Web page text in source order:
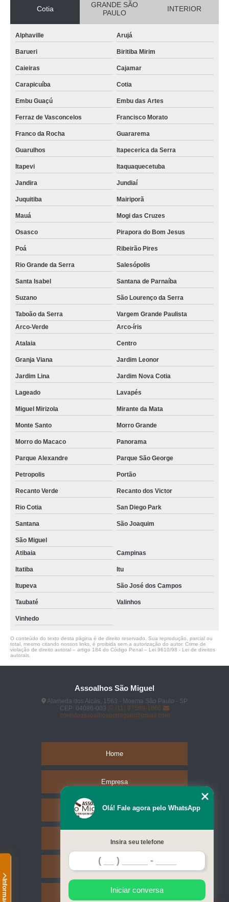
Cotia
GRANDE SÃO
PAULO
INTERIOR
Alphaville Arujá
Barueri Biritiba Mirim
Caieiras Cajamar
Carapicuíba Cotia
Embu Guaçú Embu das Artes
Ferraz de Vasconcelos Francisco Morato
Franco da Rocha Guararema
Guarulhos Itapecerica da Serra
Itapevi Itaquaquecetuba
Jandira Jundiaí
Juquitiba Mairiporã
Mauá Mogi das Cruzes
Osasco Pirapora do Bom Jesus
Poá Ribeirão Pires
Rio Grande da Serra Salesópolis
Santa Isabel Santana de Parnaíba
Suzano São Lourenço da Serra
Taboão da Serra
Vargem Grande Paulista
Arco-Verde
Arco-íris
Atalaia Centro
Granja Viana Jardim Leonor
Jardim Lina Jardim Nova Cotia
Lageado Lavapés
Miguel Mirizola Mirante da Mata
Monte Santo Morro Grande
Morro do Macaco Panorama
Parque Alexandre Parque São George
Petropolis Portão
Recanto Verde Recanto dos Victor
Rio Cotia San Diego Park
Santana São Joaquim
São Miguel
Atibaia
Campinas
Itatiba Itu
Itupeva São José dos Campos
Taubaté Valinhos
Vinhedo
O conteúdo do texto desta página é de direito reservado. Sua reprodução, parcial ou
total, mesmo citando nossos links, é proibida sem a autorização do autor. Crime de
violação de direito autoral – artigo 184 do Código Penal – Lei 9610/98 - Lei de direitos
autorais
Assoalhos São Miguel
Alameda dos Aicás, 1563 - Moema São Paulo - SP
CEP: 04086-003
(11) 97589-1666
contatoassoalhosaomiguel@gmail.com
Home
Empresa
Missão
Serviços
Contato
Mapa do site
Olá! Fale agora pelo WhatsApp
Insira seu telefone
Iniciar conversa